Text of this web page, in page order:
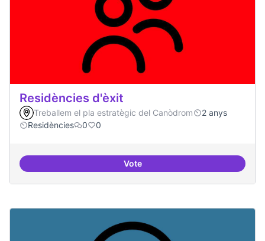
Residències d'èxit
Treballem el pla estratègic del Canòdrom
2 anys
Residències
0 0
VoteResidències d'èxit